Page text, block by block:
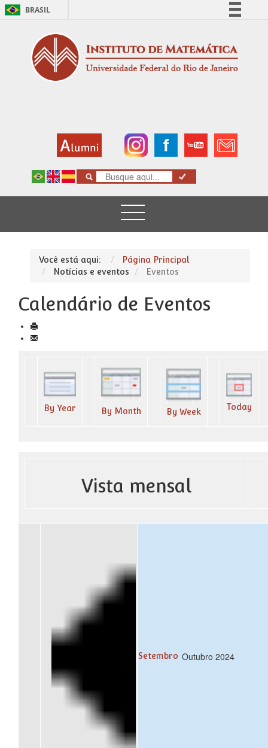
BRASIL
Comunica BR
Participe
Você está aqui:
Página Principal
Notícias e eventos
Eventos
Calendário de Eventos
By Year By Month By Week
Today
Vista mensal
Setembro Outubro 2024